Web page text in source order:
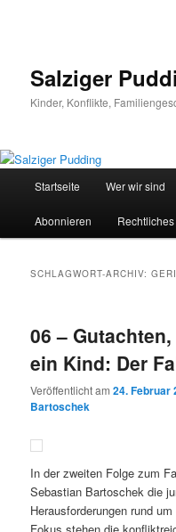
Salziger
Kinder, Konflikte,
Startseite Wer wir sind
Abonnieren Rechtliches
SCHLAGWORT-ARCHIV:
06 –
ein Kind: Der
Veröffentlicht am24. Februar
Bartoschek
In der zweiten Folge zum
Sebastian Bartoschek die
Herausforderungen rund